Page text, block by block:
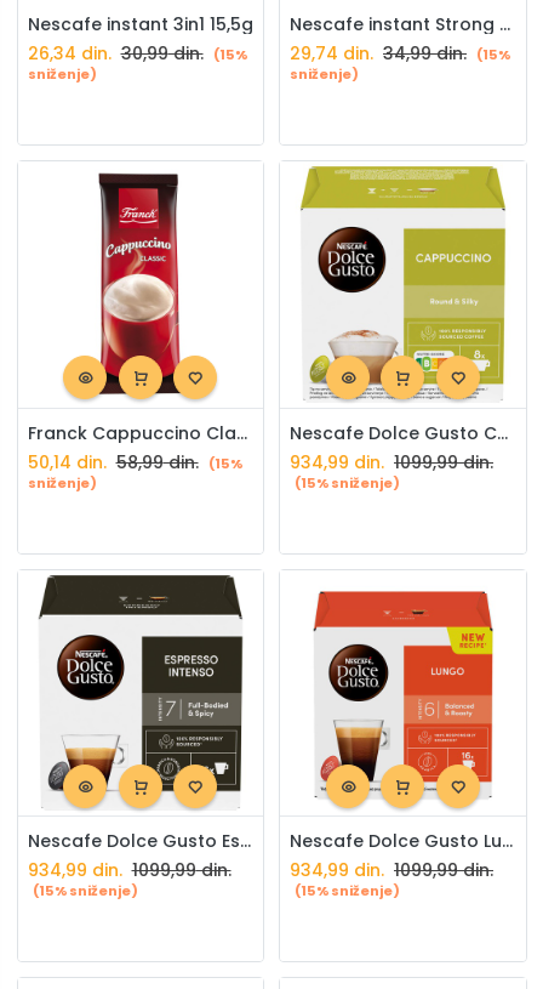
Nescafe instant 3in1 15,5g
26,34 din. 30,99din. (15%
sniženje)
Nescafe instant Strong 3in1 14g
29,74 din. 34,99din. (15%
sniženje)
Franck Cappuccino Classic 14g
50,14 din. 58,99din. (15%
sniženje)
Nescafe Dolce Gusto Cappuccino 8/1
934,99 din. 1099,99din.
(15% sniženje)
Nescafe Dolce Gusto Espresso Intenso 16/1
934,99 din. 1099,99din.
(15% sniženje)
Nescafe Dolce Gusto Lungo 16/1
934,99 din. 1099,99din.
(15% sniženje)